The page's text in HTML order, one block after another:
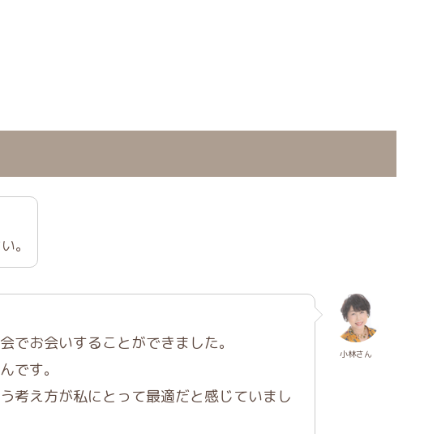
。
小林さん
でお会いすることができました。
です。
考え方が私にとって最適だと感じていまし